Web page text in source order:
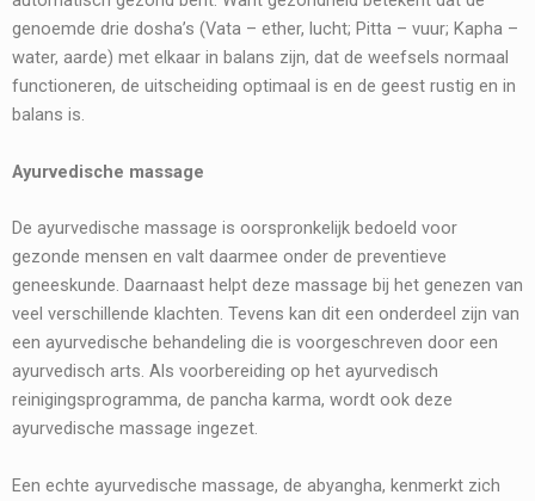
genoemde drie dosha’s (Vata – ether, lucht; Pitta – vuur; Kapha –
water, aarde) met elkaar in balans zijn, dat de weefsels normaal
functioneren, de uitscheiding optimaal is en de geest rustig en in
balans is.
Ayurvedische massage
De ayurvedische massage is oorspronkelijk bedoeld voor
gezonde mensen en valt daarmee onder de preventieve
geneeskunde. Daarnaast helpt deze massage bij het genezen van
veel verschillende klachten. Tevens kan dit een onderdeel zijn van
een ayurvedische behandeling die is voorgeschreven door een
ayurvedisch arts. Als voorbereiding op het ayurvedisch
reinigingsprogramma, de pancha karma, wordt ook deze
ayurvedische massage ingezet.
Een echte ayurvedische massage, de abyangha, kenmerkt zich